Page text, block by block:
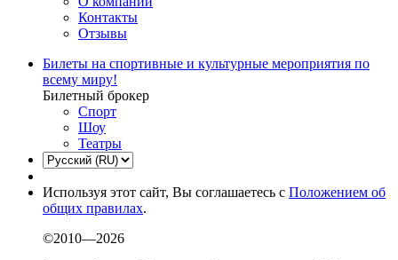
Контакты
Отзывы
Билеты на спортивные и культурные мероприятия по
всему миру!
Билетный брокер
Спорт
Шоу
Театры
Используя этот сайт, Вы соглашаетесь с Положением об
общих правилах.
©2010—2026